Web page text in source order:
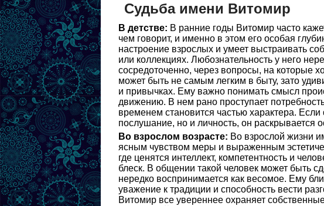
Судьба имени Витомир
В детстве: В ранние годы Витомир часто
чем говорит, и именно в этом его особая
настроение взрослых и умеет выстраивать
или коллекциях. Любознательность у него
сосредоточенно, через вопросы, на которые
может быть не самым легким в быту, зато
и привычках. Ему важно понимать смысл
движению. В нем рано проступает
временем становится частью характера.
послушание, но и личность, он раскрывается
Во взрослом возрасте: Во взрослой жизни
ясным чувством меры и выраженным
где ценятся интеллект, компетентность и
блеск. В общении такой человек может быть
нередко воспринимается как весомое. Ему
уважение к традиции и способность вести
Витомир все увереннее охраняет